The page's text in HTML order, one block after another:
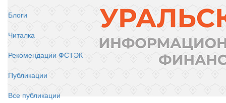
Блоги
Читалка
Рекомендации ФСТЭК
Публикации
Все публикации